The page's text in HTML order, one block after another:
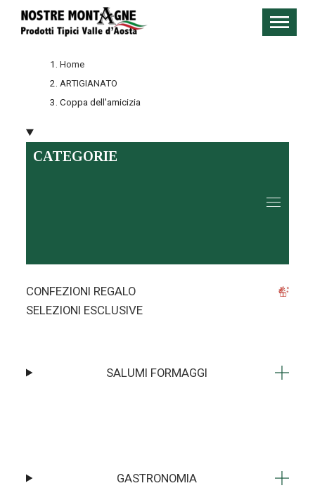
Home
ARTIGIANATO
Coppa dell'amicizia
CATEGORIE
CONFEZIONI REGALO
SELEZIONI ESCLUSIVE
SALUMI FORMAGGI
GASTRONOMIA